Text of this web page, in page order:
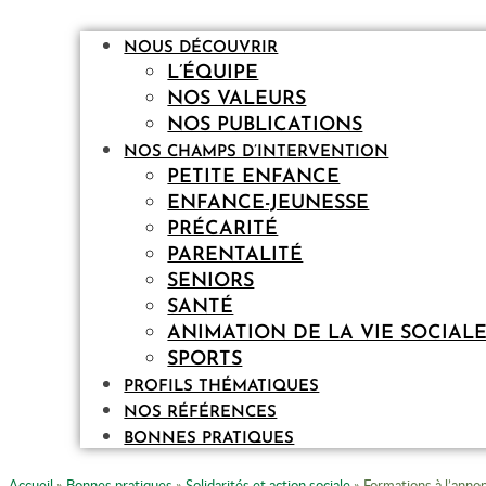
NOUS DÉCOUVRIR
L’ÉQUIPE
NOS VALEURS
NOS PUBLICATIONS
NOS CHAMPS D’INTERVENTION
PETITE ENFANCE
ENFANCE-JEUNESSE
PRÉCARITÉ
PARENTALITÉ
SENIORS
SANTÉ
ANIMATION DE LA VIE SOCIALE
SPORTS
PROFILS THÉMATIQUES
NOS RÉFÉRENCES
BONNES PRATIQUES